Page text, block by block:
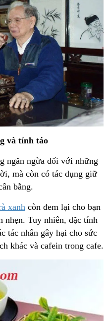
và tỉnh táo
ngăn ngừa đối với những
mà còn có tác dụng giữ
bằng.
xanh còn đem lại cho bạn
nhẹn. Tuy nhiên, đặc tính
tác nhân gây hại cho sức
khác và cafein trong cafe.